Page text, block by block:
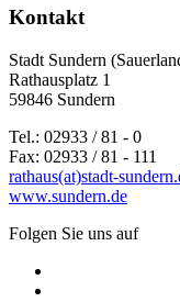
Kontakt
Stadt Sundern
Rathausplatz 1
59846 Sundern
Tel.: 02933 / 81 - 0
Fax: 02933 / 81 - 111
rathaus(at)stadt-
www.sundern.de
Folgen Sie uns auf